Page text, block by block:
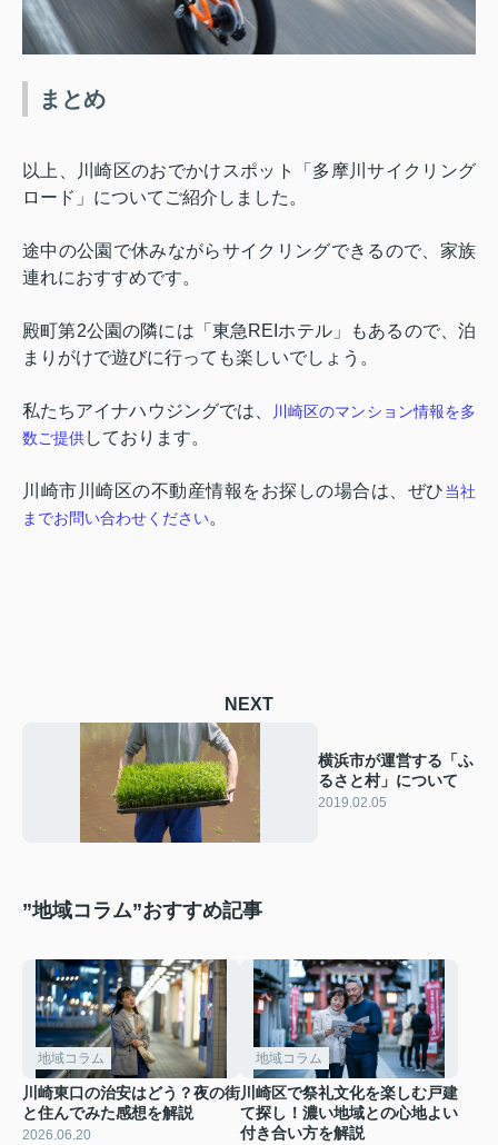
まとめ
以上、
川崎区のおでかけスポット「多摩川サイクリング
ロード」についてご紹介しま した。
途中の公園で休みながらサイクリングできるので、家族
連れにおすすめです。
殿町第2公園の隣には「東急 REI ホテル」もあるので、泊
まりがけで遊びに行っても楽しいでしょう。
私たちアイナハウジングでは、 川崎区のマンシ ョン情報を多
数ご提供しております。
川崎市川崎区の不動産情報をお探しの場合は、ぜひ当社
までお問い合わせください。
NEXT
横浜市が運営する「ふ
るさと村」について
2019.02.05
”地域コラム”おすすめ記事
地域コラム
川崎東口の治安はどう？夜の街
と住んでみた感想を解説
2026.06.20
地域コラム
川崎区で祭礼文化を楽しむ戸建
て探し！濃い地域との心地よい
付き合い方を解説